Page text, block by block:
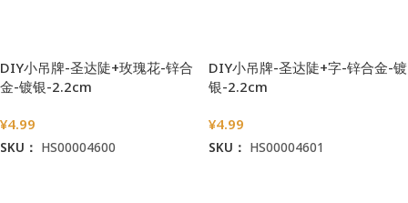
DIY小吊牌-圣达陡+玫瑰花-锌合
金-镀银-2.2cm
¥4.99
SKU： HS00004600
DIY小吊牌-圣达陡+字-锌合金-镀
银-2.2cm
¥4.99
SKU： HS00004601